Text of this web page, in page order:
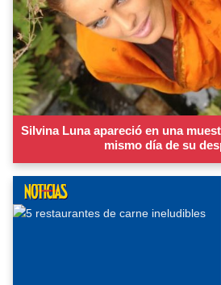
Silvina Luna apareció en una
mismo día de su